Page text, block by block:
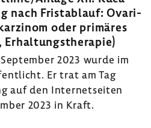
nach Frist­ab­lauf: Ovari­
oder primäres
Erhal­tungs­the­rapie)
2023 wurde im
Er trat am Tag
auf den Inter­net­seiten
2023 in Kraft.